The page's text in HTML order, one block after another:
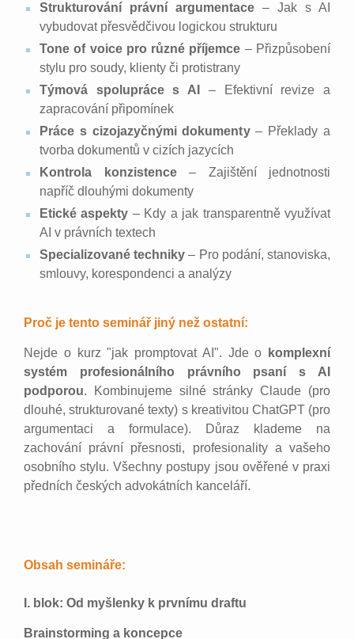
Strukturování právní argumentace – Jak s AI
vybudovat přesvědčivou logickou strukturu
Tone of voice pro různé příjemce – Přizpůsobení
stylu pro soudy, klienty či protistrany
Týmová spolupráce s AI
– Efektivní revize a
zapracování připomínek
Práce s cizojazyčnými dokumenty– Překlady a
tvorba dokumentů v cizích jazycích
Kontrola konzistence– Zajištění jednotnosti
napříč dlouhými dokumenty
Etické aspekty – Kdy a jak transparentně využívat
AI v právních textech
Specializované techniky– Pro podání, stanoviska,
smlouvy, korespondenci a analýzy
Proč je tento seminář jiný než ostatní:
Nejde o kurz "jak promptovat AI". Jde o
komplexní
systém profesionálního právního psaní s AI
podporou. Kombinujeme silné stránky Claude (pro
dlouhé, strukturované texty) s kreativitou ChatGPT (pro
argumentaci a formulace). Důraz klademe na
zachování právní přesnosti, profesionality a vašeho
osobního stylu. Všechny postupy jsou ověřené v praxi
předních českých advokátních kanceláří.
Obsah semináře:
I. blok: Od myšlenky k prvnímu draftu
Brainstorming a koncepce